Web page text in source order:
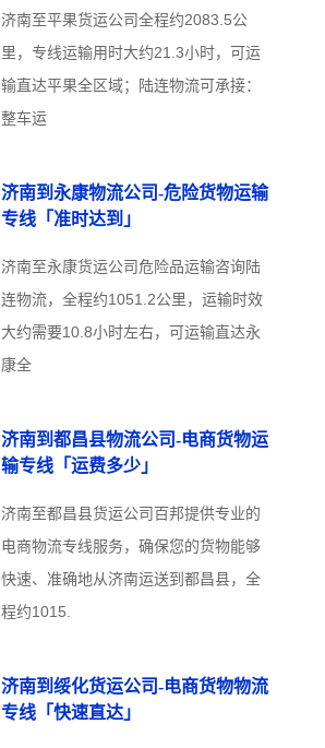
济南至平果货运公司全程约2083.5公
里，专线运输用时大约21.3小时，可运
输直达平果全区域；陆连物流可承接：
整车运
济南到永康物流公司-危险货物运输
专线「准时达到」
济南至永康货运公司危险品运输咨询陆
连物流，全程约1051.2公里，运输时效
大约需要10.8小时左右，可运输直达永
康全
济南到都昌县物流公司-电商货物运
输专线「运费多少」
济南至都昌县货运公司百邦提供专业的
电商物流专线服务，确保您的货物能够
快速、准确地从济南运送到都昌县，全
程约1015.
济南到绥化货运公司-电商货物物流
专线「快速直达」